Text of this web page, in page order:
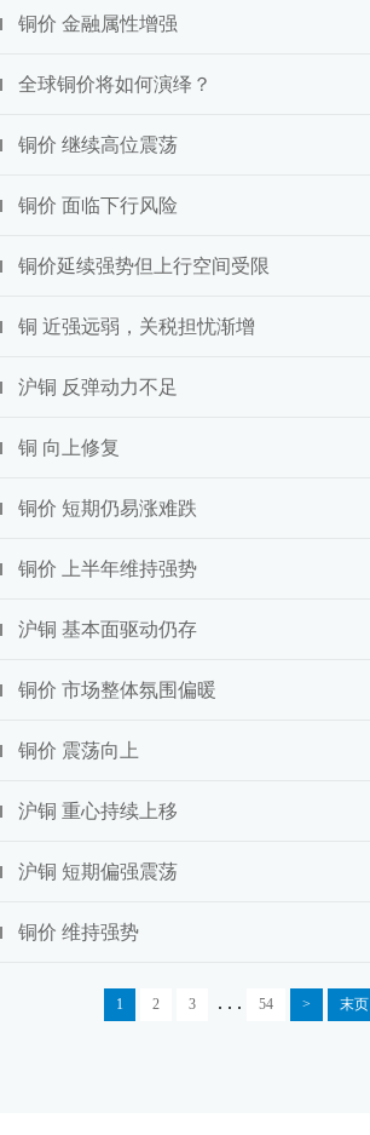
铜价 金融属性增强
全球铜价将如何演绎？
铜价 继续高位震荡
铜价 面临下行风险
铜价延续强势但上行空间受限
铜 近强远弱，关税担忧渐增
沪铜 反弹动力不足
铜 向上修复
铜价 短期仍易涨难跌
铜价 上半年维持强势
沪铜 基本面驱动仍存
铜价 市场整体氛围偏暖
铜价 震荡向上
沪铜 重心持续上移
沪铜 短期偏强震荡
铜价 维持强势
1 2 3 . . . 54 > 末页